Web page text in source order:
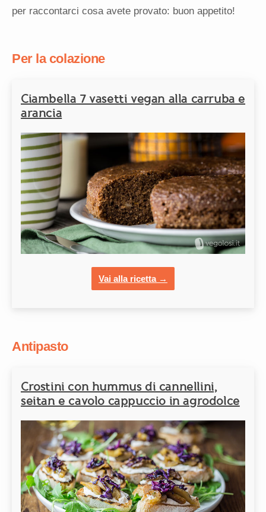
per raccontarci cosa avete provato: buon appetito!
Per la colazione
Ciambella 7 vasetti vegan alla carruba e
arancia
Vai alla ricetta →
Antipasto
Crostini con hummus di cannellini,
seitan e cavolo cappuccio in agrodolce